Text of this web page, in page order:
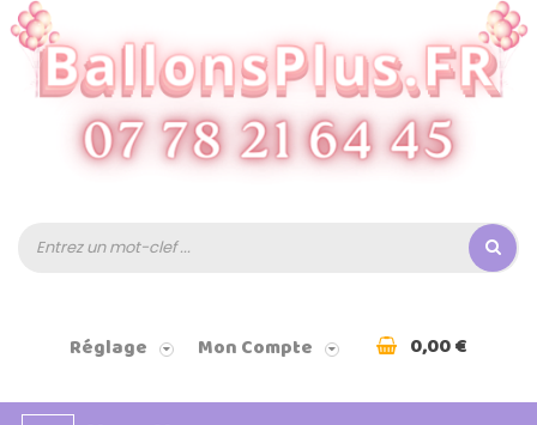
Réglage Mon Compte 0,00 €